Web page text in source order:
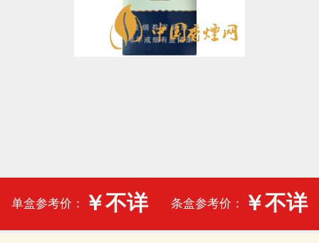
单盒参考价： ￥不详 条盒参考价： ￥不详